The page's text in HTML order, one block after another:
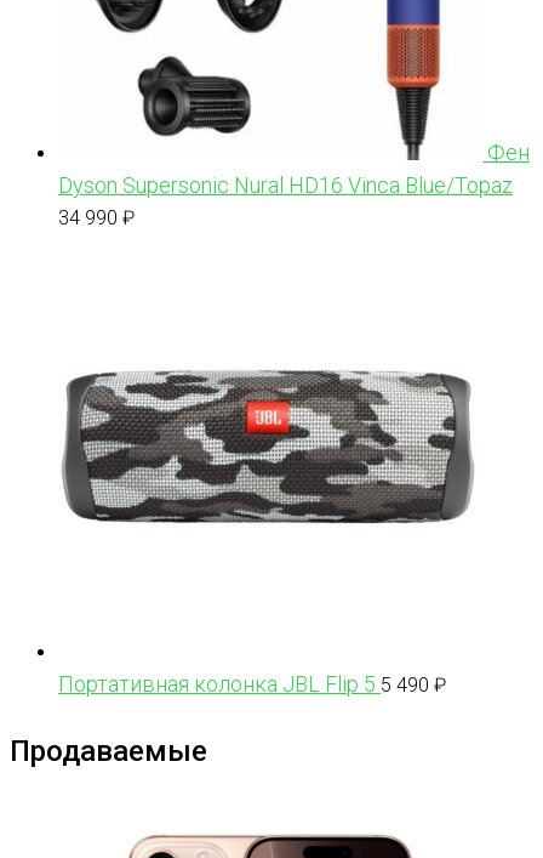
Фен
Dyson Supersonic Nural HD16 Vinca Blue/Topaz
34 990 ₽
Портативная колонка JBL Flip 5 5 490 ₽
Продаваемые